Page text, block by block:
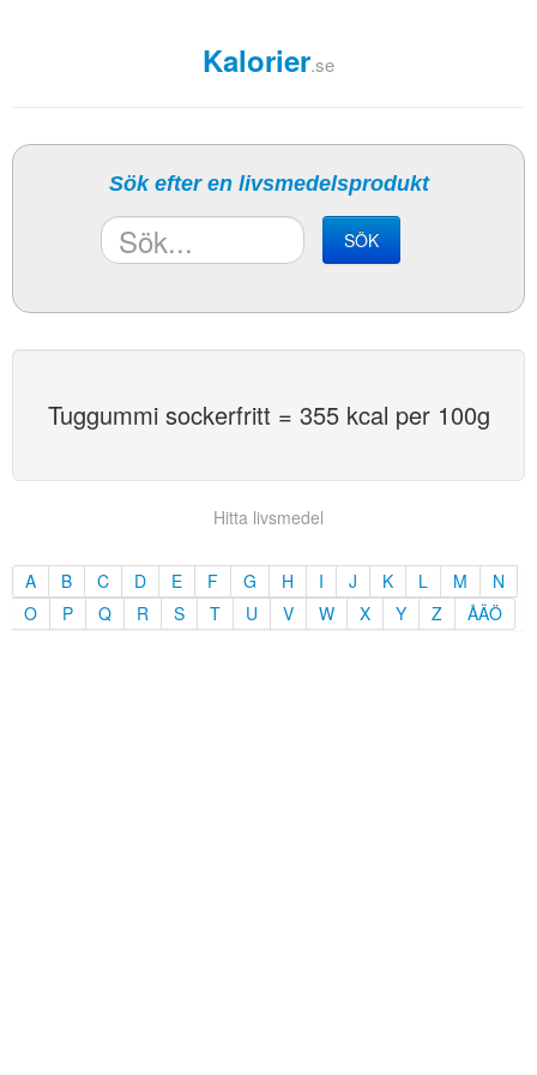
Kalorier.se
Sök efter en livsmedelsprodukt
SÖK
Tuggummi sockerfritt = 355 kcal per 100g
Hitta livsmedel
A B C D E F G H I J K L M
N
O
P Q R S T U V W X Y Z ÅÄÖ